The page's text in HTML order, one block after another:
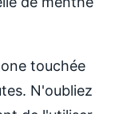
touchée
N'oubliez